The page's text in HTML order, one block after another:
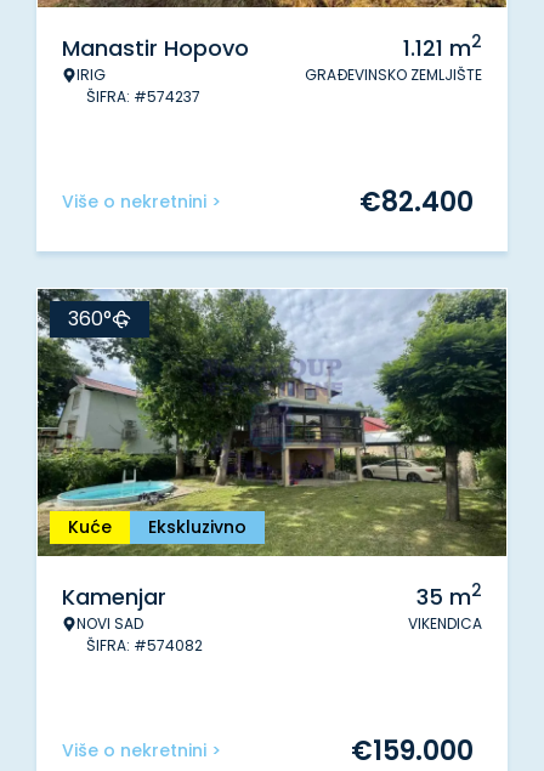
Manastir Hopovo
IRIG
ŠIFRA: #574237
1.121 m2
GRAĐEVINSKO ZEMLJIŠTE
Više o nekretnini > €82.400
Kuće Ekskluzivno
360°
Kamenjar
NOVI SAD
ŠIFRA: #574082
35 m2
VIKENDICA
Više o nekretnini > €159.000